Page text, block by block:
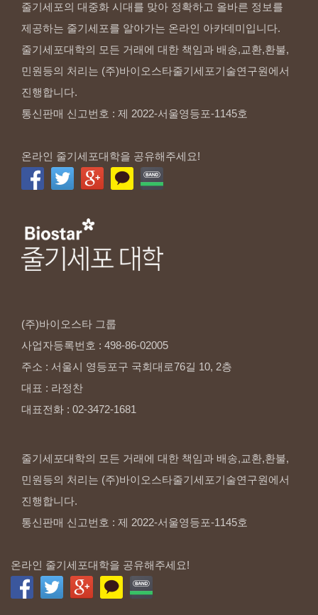
줄기세포의 대중화 시대를 맞아 정확하고 올바른 정보를
제공하는 줄기세포를 알아가는 온라인 아카데미입니다.
줄기세포대학의 모든 거래에 대한 책임과 배송,교환,환불,
민원등의 처리는 (주)바이오스타줄기세포기술연구원에서
진행합니다.
통신판매 신고번호 : 제 2022-서울영등포-1145호
온라인 줄기세포대학을 공유해주세요!
(주)바이오스타 그룹
사업자등록번호 : 498-86-02005
주소 : 서울시 영등포구 국회대로76길 10, 2층
대표 : 라정찬
대표전화 : 02-3472-1681
줄기세포대학의 모든 거래에 대한 책임과 배송,교환,환불,
민원등의 처리는 (주)바이오스타줄기세포기술연구원에서
진행합니다.
통신판매 신고번호 : 제 2022-서울영등포-1145호
온라인 줄기세포대학을 공유해주세요!